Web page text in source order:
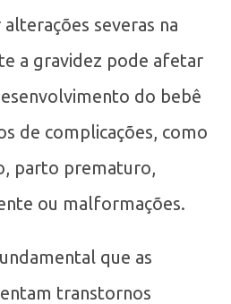
severas na
a gravidez pode afetar
do bebê
de complicações, como
parto prematuro,
ou malformações.
que as
transtornos